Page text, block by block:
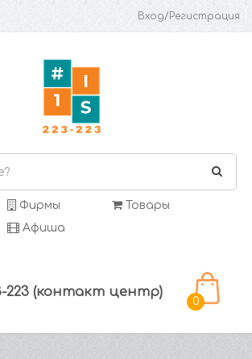
Вход/Регистрация
Фирмы
Товары
Афиша
223 (контакт центр)
0